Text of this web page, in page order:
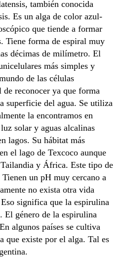
también conocida
Es un alga de color azul-
que tiende a formar
Tiene forma de espiral muy
décimas de milímetro. El
más simples y
de las células
reconocer ya que forma
superficie del agua. Se utiliza
la encontramos en
solar y aguas alcalinas
lagos. Su hábitat más
el lago de Texcoco aunque
y África. Este tipo de
un pH muy cercano a
no exista otra vida
significa que la espirulina
El género de la espirulina
algunos países se cultiva
que existe por el alga. Tal es